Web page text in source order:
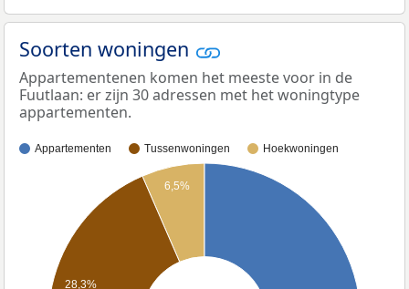
Soorten woningen
Appartementenen komen het meeste voor in de
Fuutlaan: er zijn 30 adressen met het woningtype
appartementen.
Appartementen Tussenwoningen Hoekwoningen
6,5%
28,3%